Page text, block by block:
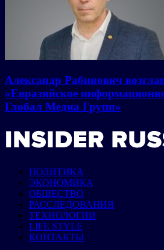
Александр Рабинович
«Евразийское
Глобал Медиа Групп»
ПОЛИТИКА
ЭКОНОМИКА
ОБЩЕСТВО
РАССЛЕДОВАНИЯ
ТЕХНОЛОГИИ
LIFE STYLE
КОНТАКТЫ